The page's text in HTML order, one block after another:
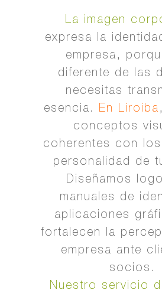
La imagen
expresa la
empresa,
diferente de las
necesitas
esencia. En Liroiba
conceptos
coherentes con
personalidad de
Diseñamos
manuales de
aplicaciones
fortalecen la
empresa ante
socios.
Nuestro servicio